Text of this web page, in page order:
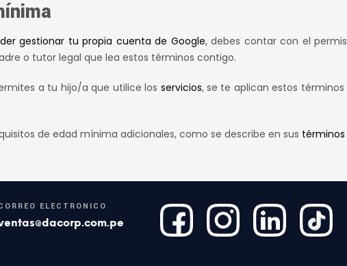
gestionar tu propia cuenta de Google, debes contar con el
o tutor legal que lea estos términos contigo.
a tu hijo/a que utilice los servicios, se te aplican estos
de edad mínima adicionales, como se describe en sus
ELECTRÓNICO